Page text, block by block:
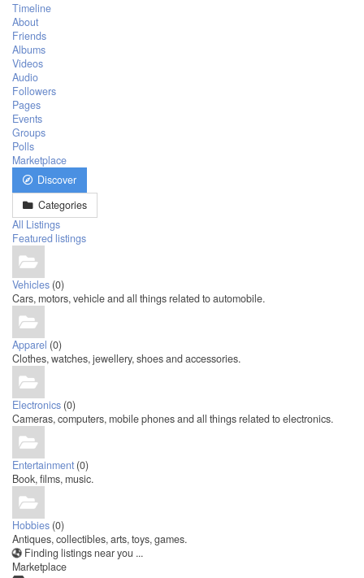
Timeline
About
Friends
Albums
Videos
Audio
Followers
Pages
Events
Groups
Polls
Marketplace
Discover
Categories
All Listings
Featured listings
Vehicles (0)
Cars, motors, vehicle and all things related to automobile.
Apparel (0)
Clothes, watches, jewellery, shoes and accessories.
Electronics (0)
Cameras, computers, mobile phones and all things related to electronics.
Entertainment (0)
Book, films, music.
Hobbies (0)
Antiques, collectibles, arts, toys, games.
Finding listings near you ...
Marketplace